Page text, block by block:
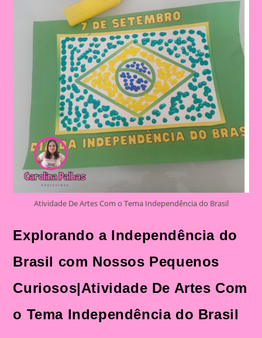
Independência
Do
Brasil|Cavalo
Da
Independência
Atividade De Artes Com o Tema Independência do Brasil
Explorando a Independência do
Brasil com Nossos Pequenos
Curiosos|Atividade De Artes Com
o Tema Independência do Brasil